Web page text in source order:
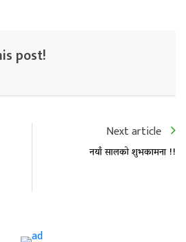
post!
Next article
नयाँ सालको शुभकामना !!